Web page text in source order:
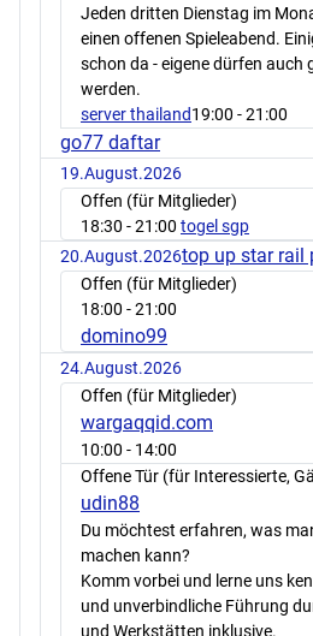
Jeden dritten Dienstag im
einen offenen Spieleabend.
schon da - eigene dürfen auch
werden.
server thailand19:00 - 21:00
go77 daftar
19.August.2026
Offen (für Mitglieder)
18:30 - 21:00 togel sgp
20.August.2026top up star rail
Offen (für Mitglieder)
18:00 - 21:00
domino99
24.August.2026
Offen (für Mitglieder)
wargaqqid.com
10:00 - 14:00
Offene Tür (für Interessierte,
udin88
Du möchtest erfahren, was
machen kann?
Komm vorbei und lerne uns
und unverbindliche Führung
und Werkstätten inklusive.